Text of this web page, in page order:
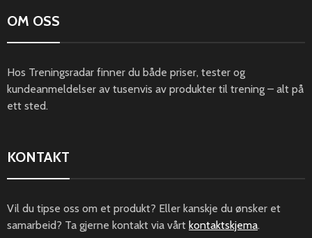
OM OSS
Hos Treningsradar finner du både priser, tester og
kundeanmeldelser av tusenvis av produkter til trening – alt på
ett sted.
KONTAKT
Vil du tipse oss om et produkt? Eller kanskje du ønsker et
samarbeid? Ta gjerne kontakt via vårt kontaktskjema.